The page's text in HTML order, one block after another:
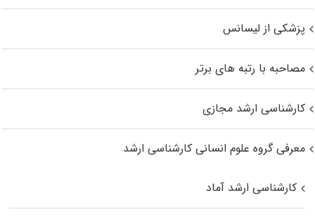
پزشکی از لیسانس
مصاحبه با رتبه های برتر
کارشناسی ارشد مجازی
معرفی گروه علوم انسانی کارشناسی ارشد
کارشناسی ارشد آماد